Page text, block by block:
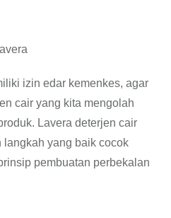
izin edar kemenkes, agar
cair yang kita mengolah
Lavera deterjen cair
yang baik cocok
pembuatan perbekalan